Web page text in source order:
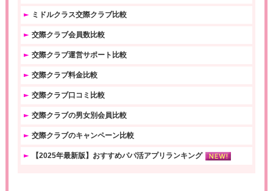
ミドルクラス交際クラブ比較
交際クラブ会員数比較
交際クラブ運営サポート比較
交際クラブ料金比較
交際クラブ口コミ比較
交際クラブの男女別会員比較
交際クラブのキャンペーン比較
【2025年最新版】おすすめパパ活アプリランキング